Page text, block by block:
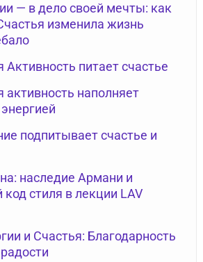
— в дело своей мечты: как
изменила жизнь
Активность питает счастье
активность наполняет
подпитывает счастье и
наследие Армани и
код стиля в лекции LAV
и Счастья: Благодарность